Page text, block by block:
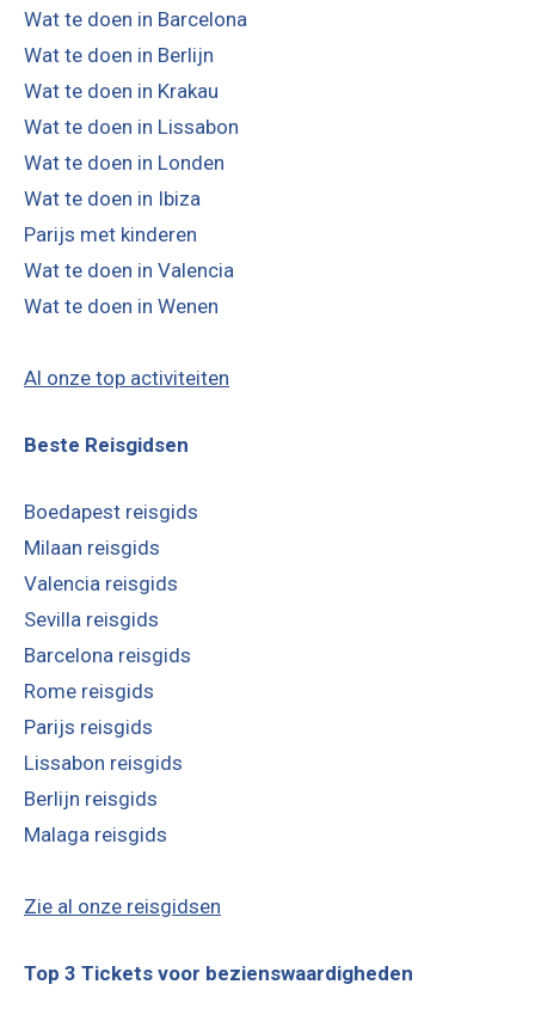
Wat te doen in Barcelona
Wat te doen in Berlijn
Wat te doen in Krakau
Wat te doen in Lissabon
Wat te doen in Londen
Wat te doen in Ibiza
Parijs met kinderen
Wat te doen in Valencia
Wat te doen in Wenen
Al onze top activiteiten
Beste Reisgidsen
Boedapest reisgids
Milaan reisgids
Valencia reisgids
Sevilla reisgids
Barcelona reisgids
Rome reisgids
Parijs reisgids
Lissabon reisgids
Berlijn reisgids
Malaga reisgids
Zie al onze reisgidsen
Top 3 Tickets voor bezienswaardigheden